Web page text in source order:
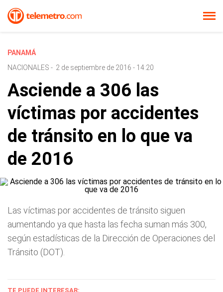
PANAMÁ
NACIONALES - 2 de septiembre de 2016 - 14:20
Asciende a 306 las
víctimas por accidentes
de tránsito en lo que va
de 2016
Las víctimas por accidentes de tránsito siguen
aumentando ya que hasta las fecha suman más 300,
según estadísticas de la Dirección de Operaciones del
Tránsito (DOT).
TE PUEDE INTERESAR: